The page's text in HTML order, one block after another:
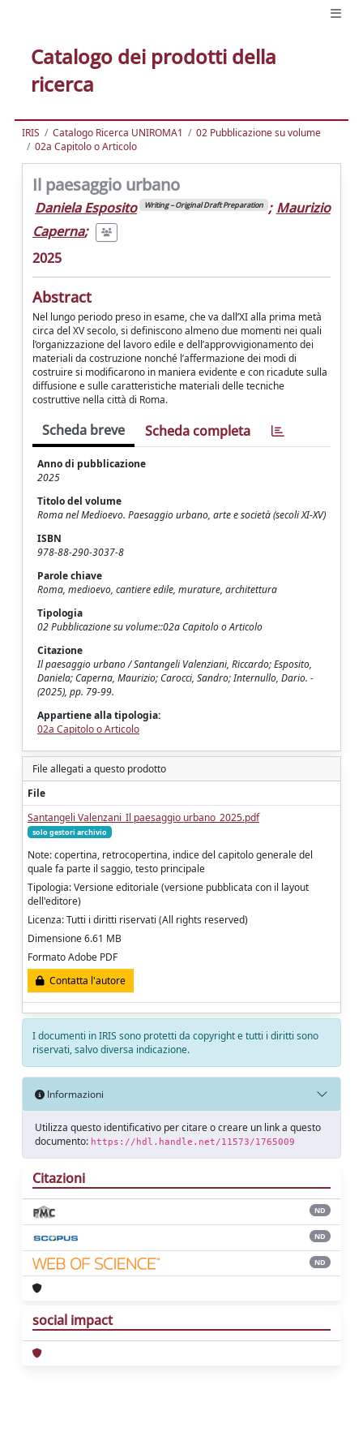
Catalogo dei prodotti della
ricerca
IRIS Catalogo Ricerca UNIROMA1
02 Pubblicazione su volume
02a Capitolo o Articolo
Il paesaggio urbano
Daniela Esposito Writing – Original Draft Preparation ; Maurizio
Caperna;
2025
Abstract
Nel lungo periodo preso in esame, che va dall’XI alla prima metà
circa del XV secolo, si definiscono almeno due momenti nei quali
l’organizzazione del lavoro edile e dell’approvvigionamento dei
materiali da costruzione nonché l’affermazione dei modi di
costruire si modificarono in maniera evidente e con ricadute sulla
diffusione e sulle caratteristiche materiali delle tecniche
costruttive nella città di Roma.
Scheda breve Scheda completa
Anno di pubblicazione
2025
Titolo del volume
Roma nel Medioevo. Paesaggio urbano, arte e società (secoli XI-XV)
ISBN
978-88-290-3037-8
Parole chiave
Roma, medioevo, cantiere edile, murature, architettura
Tipologia
02 Pubblicazione su volume::02a Capitolo o Articolo
Citazione
Il paesaggio urbano / Santangeli Valenziani, Riccardo; Esposito,
Daniela; Caperna, Maurizio; Carocci, Sandro; Internullo, Dario. -
(2025), pp. 79-99.
Appartiene alla tipologia:
02a Capitolo o Articolo
File allegati a questo prodotto
File
Santangeli Valenzani_Il paesaggio urbano_2025.pdf
solo gestori archivio
Note: copertina, retrocopertina, indice del capitolo generale del
quale fa parte il saggio, testo principale
Tipologia: Versione editoriale (versione pubblicata con il layout
dell'editore)
Licenza: Tutti i diritti riservati (All rights reserved)
Dimensione 6.61 MB
Formato Adobe PDF
Contatta l'autore
I documenti in IRIS sono protetti da copyright e tutti i diritti sono
riservati, salvo diversa indicazione.
Informazioni
Utilizza questo identificativo per citare o creare un link a questo
documento: https://hdl.handle.net/11573/1765009
Citazioni
ND
ND
ND
social impact